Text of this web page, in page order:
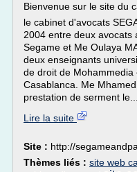
Bienvenue sur le site du
le cabinet d'avocats
2004 entre deux avocats
Segame et Me Oulaya
deux enseignants
de droit de
Casablanca. Me
prestation de serment le...
Lire la suite
Site : http://
Thèmes liés : site web